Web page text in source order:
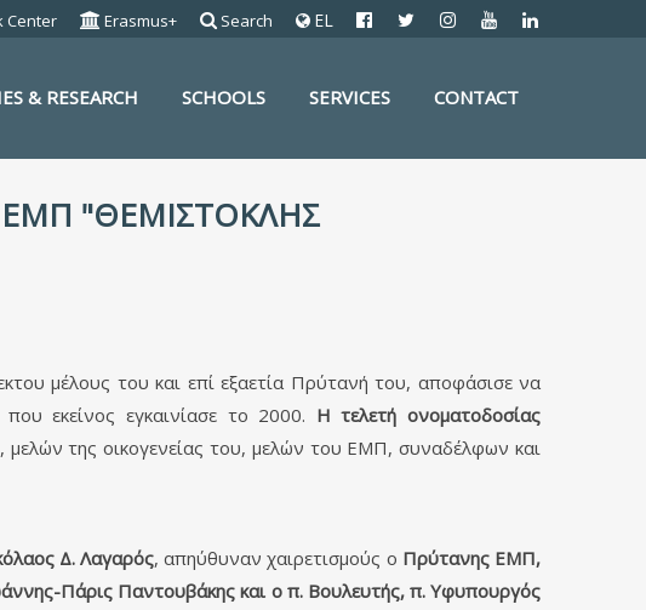
EL
Center Erasmus+ Search
& RESEARCH SCHOOLS SERVICES CONTACT
ΕΜΠ "ΘΕΜΙΣΤΟΚΛΗΣ
μέλους του και επί εξαετία Πρύτανή του, αποφάσισε να
εκείνος εγκαινίασε το 2000. Η τελετή ονοματοδοσίας
μελών της οικογενείας του, μελών του ΕΜΠ, συναδέλφων και
Δ. Λαγαρός, απηύθυναν χαιρετισμούς ο Πρύτανης ΕΜΠ,
Πάρις Παντουβάκης και ο π. Βουλευτής, π. Υφυπουργός